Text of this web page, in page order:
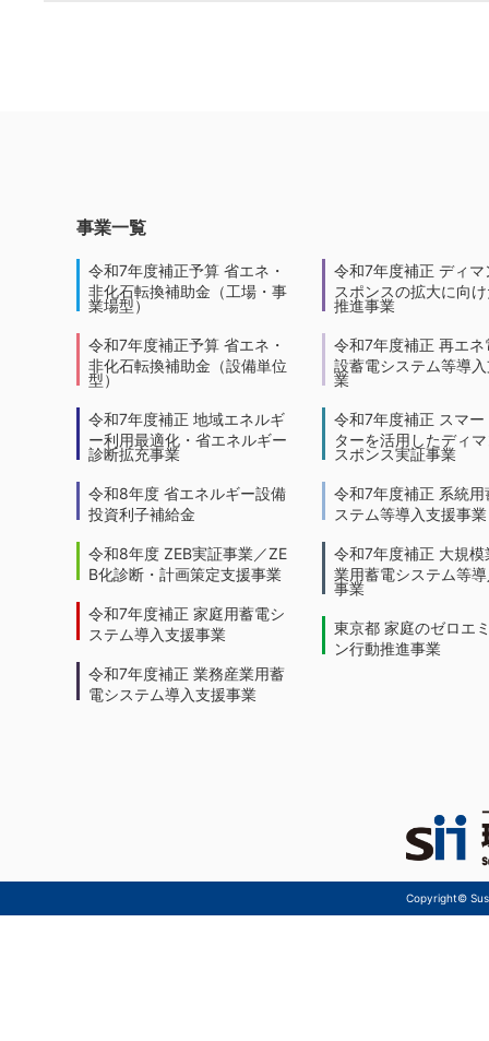
事業一覧
令和7年度補正予算 省エネ・
非化石転換補助金（工場・事
業場型）
令和7年度補正予算 省エネ・
非化石転換補助金（設備単位
型）
令和7年度補正 地域エネルギ
ー利用最適化・省エネルギー
診断拡充事業
令和8年度 省エネルギー設備
投資利子補給金
令和8年度 ZEB実証事業／ZE
B化診断・計画策定支援事業
令和7年度補正 家庭用蓄電シ
ステム導入支援事業
令和7年度補正 業務産業用蓄
電システム導入支援事業
令和7年度補正 ディマ
スポンスの拡大に向
推進事業
令和7年度補正 再エネ
設蓄電システム等導
業
令和7年度補正 スマー
ターを活用したディ
スポンス実証事業
令和7年度補正 系統用
ステム等導入支援事業
令和7年度補正 大規模
業用蓄電システム等
事業
東京都 家庭のゼロエ
ン行動推進事業
Copyright©